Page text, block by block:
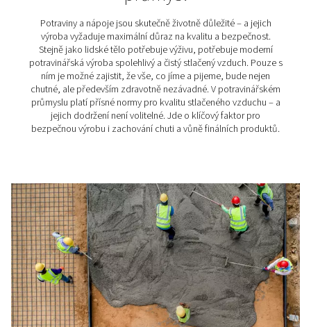
Norma specifikuje třídy kvality vzduchu, včetně
úrovní TRB. Například třída 1 normy ISO 8537-1
°C, zatímco třída 4 udává +3 °C.
Kde se používají sušičky
Sušičky stlačeného vzduchu hrají důležitou roli v
průmyslových a profesionálních aplikacích, zde je
příkladů.